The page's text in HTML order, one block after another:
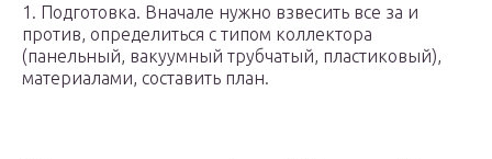
1. Подготовка. Вначале нужно взвесить все за и
против, определиться с типом коллектора
(панельный, вакуумный трубчатый, пластиковый),
материалами, составить план.